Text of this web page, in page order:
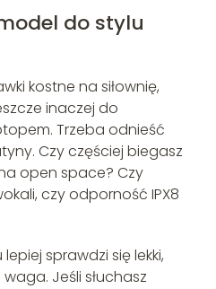
do stylu
kostne na siłownię,
inaczej do
Trzeba odnieść
Czy częściej biegasz
open space? Czy
czy odporność IPX8
sprawdzi się lekki,
Jeśli słuchasz